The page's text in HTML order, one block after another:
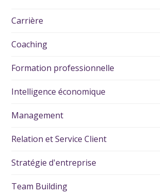
Carrière
Coaching
Formation professionnelle
Intelligence économique
Management
Relation et Service Client
Stratégie d'entreprise
Team Building